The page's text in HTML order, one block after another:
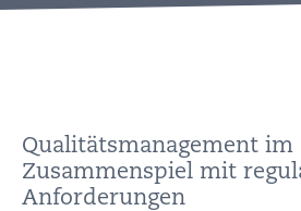
Qualitätsmanagement im
Zusammenspiel mit
Anforderungen